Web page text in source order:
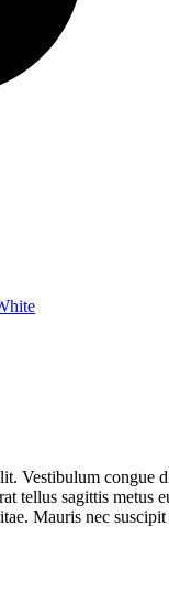
Vestibulum congue
tellus sagittis
Mauris nec